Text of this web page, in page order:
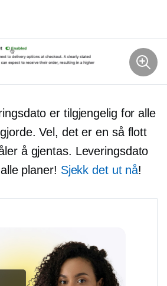
er tilgjengelig for alle
gjorde. Vel, det er en så flott
å gjentas. Leveringsdato
planer! Sjekk det ut nå!